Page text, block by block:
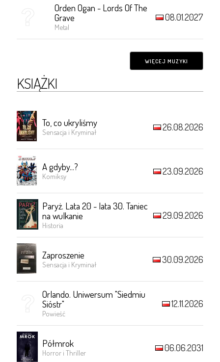
Orden Ogan - Lords Of The
Grave
Metal
08.01.2027
WIĘCEJ MUZYKI
KSIĄŻKI
To, co ukryliśmy
Sensacja i Kryminał 26.08.2026
A gdyby...?
Komiksy 23.09.2026
Paryż. Lata 20 - lata 30. Taniec
na wulkanie
Historia
29.09.2026
Zaproszenie
Sensacja i Kryminał 30.09.2026
Orlando. Uniwersum "Siedmiu
Sióstr"
Powieść
12.11.2026
Półmrok
Horror i Thriller 06.06.2031